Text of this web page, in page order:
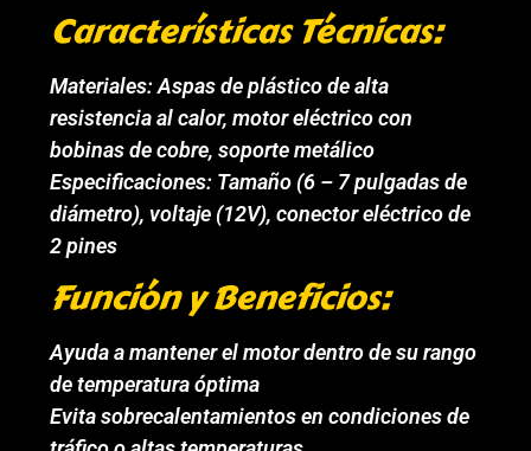
Características Técnicas:
Materiales: Aspas de plástico de alta
resistencia al calor, motor eléctrico con
bobinas de cobre, soporte metálico
Especificaciones: Tamaño (6 – 7 pulgadas de
diámetro), voltaje (12V), conector eléctrico de
2 pines
Función y Beneficios:
Ayuda a mantener el motor dentro de su rango
de temperatura óptima
Evita sobrecalentamientos en condiciones de